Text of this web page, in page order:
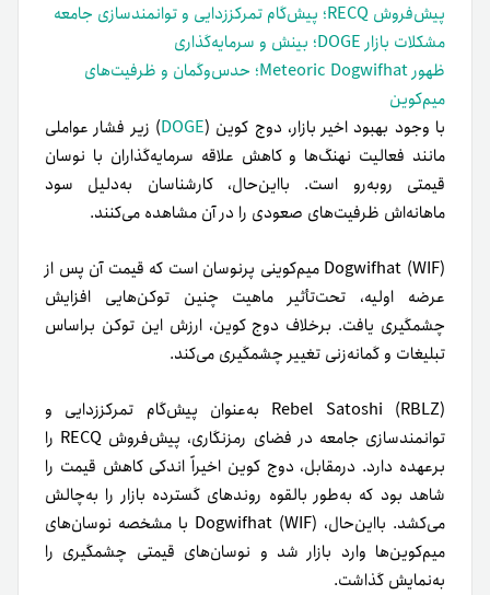
پیش‌فروش RECQ؛ پیش‌گام تمرکززدایی و توانمندسازی جامعه
مشکلات بازار DOGE؛ بینش و سرمایه‌گذاری
ظهور Meteoric Dogwifhat؛ حدس‌و‌گمان و ظرفیت‌های
میم‌کوین
با وجود بهبود اخیر بازار، دوج کوین (DOGE) زیر فشار عواملی
مانند فعالیت نهنگ‌ها و کاهش علاقه سرمایه‌گذاران با نوسان
قیمتی روبه‌رو است. بااین‌حال، کارشناسان به‌دلیل سود
ماهانه‌اش ظرفیت‌های صعودی را در آن مشاهده می‌کنند.
Dogwifhat (WIF) میم‌کوینی پرنوسان است که قیمت آن پس از
عرضه اولیه، تحت‌تأثیر ماهیت چنین توکن‌هایی افزایش
چشمگیری یافت. برخلاف دوج کوین، ارزش این توکن بر‌اساس
تبلیغات و گمانه‌زنی تغییر چشمگیری می‌کند.
Rebel Satoshi (RBLZ) به‌عنوان پیش‌گام تمرکززدایی و
توانمندسازی جامعه در فضای رمزنگاری، پیش‌فروش RECQ را
برعهده دارد. درمقابل، دوج کوین اخیراً اندکی کاهش قیمت را
شاهد بود که به‌طور بالقوه روندهای گسترده بازار را به‌چالش
می‌کشد. بااین‌حال، Dogwifhat (WIF) با مشخصه نوسان‌های
میم‌کوین‌ها وارد بازار شد و نوسان‌های قیمتی چشمگیری را
به‌نمایش گذاشت.